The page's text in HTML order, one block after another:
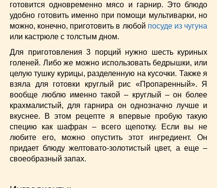
Постные(52)
Праздничные блюда(63)
Рыба
(45)
Салаты(33)
Советы (42)
Соусы(8)
Супы(45)
Торты(52)
Украинская кухня
Фасоль(20)
Фото еды(10)
готовится одновременно мясо и гарнир. Это блюдо
удобно готовить именно при помощи мультиварки, но
можно, конечно, приготовить в любой посуде из чугуна
или кастрюле с толстым дном.
Для приготовления 3 порций нужно шесть куриных
голеней. Либо же можно использовать бедрышки, или
целую тушку курицы, разделенную на кусочки. Также я
взяла для готовки круглый рис «Пропаренный». Я
вообще люблю именно такой – круглый – он более
крахмалистый, для гарнира он однозначно лучше и
вкуснее. В этом рецепте я впервые пробую такую
специю как шафран – всего щепотку. Если вы не
любите его, можно опустить этот ингредиент. Он
придает блюду желтовато-золотистый цвет, а еще –
своеобразный запах.